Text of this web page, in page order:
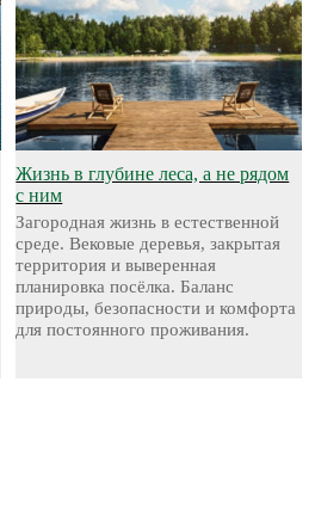
Жизнь в глубине леса, а не рядом
с ним
Загородная жизнь в естественной
среде. Вековые деревья, закрытая
территория и выверенная
планировка посёлка. Баланс
природы, безопасности и комфорта
для постоянного проживания.